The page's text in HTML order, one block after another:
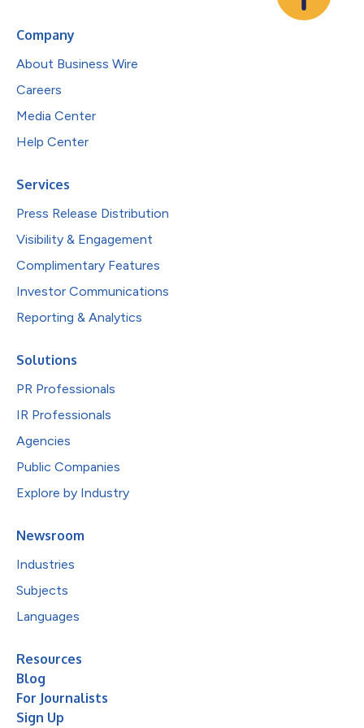
Company
About Business Wire
Careers
Media Center
Help Center
Services
Press Release Distribution
Visibility & Engagement
Complimentary Features
Investor Communications
Reporting & Analytics
Solutions
PR Professionals
IR Professionals
Agencies
Public Companies
Explore by Industry
Newsroom
Industries
Subjects
Languages
Resources
Blog
For Journalists
Sign Up